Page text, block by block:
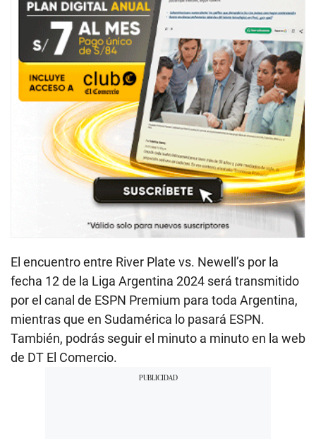
El encuentro entre River Plate vs. Newell’s por la
fecha 12 de la Liga Argentina 2024 será transmitido
por el canal de ESPN Premium para toda Argentina,
mientras que en Sudamérica lo pasará ESPN.
También, podrás seguir el minuto a minuto en la web
de DT El Comercio.